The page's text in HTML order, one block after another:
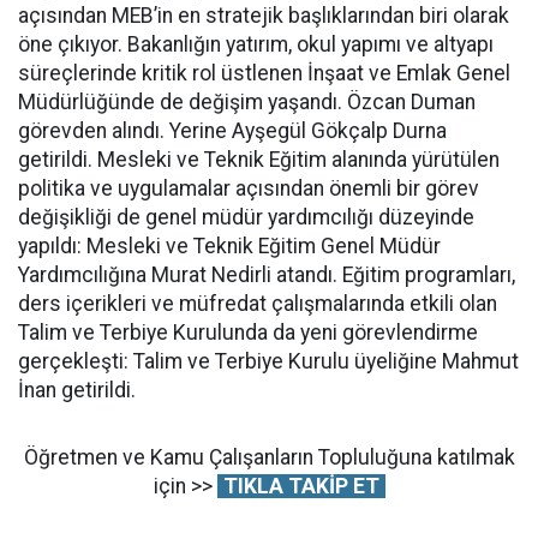
açısından MEB’in en stratejik başlıklarından biri olarak
öne çıkıyor. Bakanlığın yatırım, okul yapımı ve altyapı
süreçlerinde kritik rol üstlenen İnşaat ve Emlak Genel
Müdürlüğünde de değişim yaşandı. Özcan Duman
görevden alındı. Yerine Ayşegül Gökçalp Durna
getirildi. Mesleki ve Teknik Eğitim alanında yürütülen
politika ve uygulamalar açısından önemli bir görev
değişikliği de genel müdür yardımcılığı düzeyinde
yapıldı: Mesleki ve Teknik Eğitim Genel Müdür
Yardımcılığına Murat Nedirli atandı. Eğitim programları,
ders içerikleri ve müfredat çalışmalarında etkili olan
Talim ve Terbiye Kurulunda da yeni görevlendirme
gerçekleşti: Talim ve Terbiye Kurulu üyeliğine Mahmut
İnan getirildi.
Öğretmen ve Kamu Çalışanların Topluluğuna katılmak
için >> TIKLA TAKİP ET